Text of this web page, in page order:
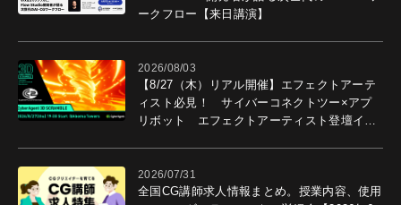
ークフロー【来日講演】
2026/08/03
【8/27（木）リアル開催】エフェクトアーテ
ィスト必見！ サイバーコネクトツー×アプ
リボット エフェクトアーティスト登壇イベ
2026/07/31
全国CG講師求人情報まとめ。授業内容、使用